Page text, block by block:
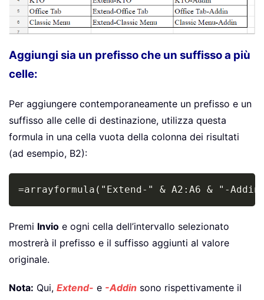
Aggiungi sia un prefisso che un suffisso a più
celle:
Per aggiungere contemporaneamente un prefisso e un
suffisso alle celle di destinazione, utilizza questa
formula in una cella vuota della colonna dei risultati
(ad esempio, B2):
=arrayformula("Extend-" & A2:A6 & "-
Copy
Premi Invio e ogni cella dell’intervallo selezionato
mostrerà il prefisso e il suffisso aggiunti al valore
originale.
Nota: Qui, Extend- e -Addin sono rispettivamente il